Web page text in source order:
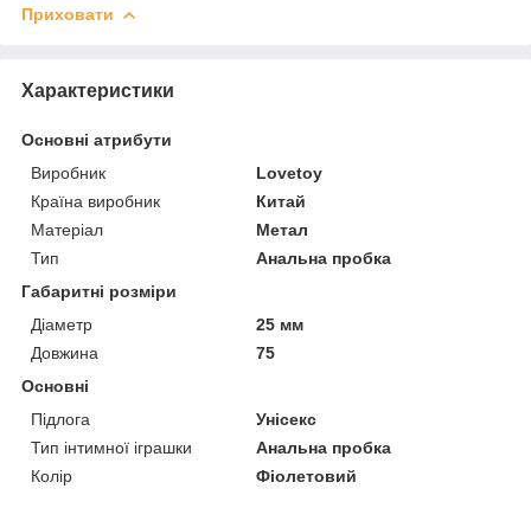
Приховати
Характеристики
Основні атрибути
Виробник
Lovetoy
Країна виробник
Китай
Матеріал
Метал
Тип
Анальна пробка
Габаритні розміри
Діаметр
25 мм
Довжина
75
Основні
Підлога
Унісекс
Тип інтимної іграшки
Анальна пробка
Колір
Фіолетовий